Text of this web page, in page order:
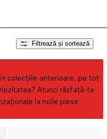
Filtrează și sortează
colecțiile anterioare, pe tot
Atunci răsfață-te
la noile piese